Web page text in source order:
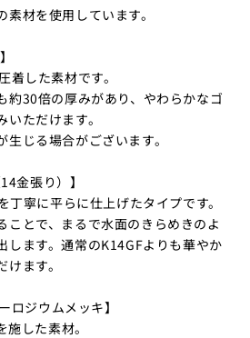
材を使用しています。
着した素材です。
約30倍の厚みがあり、やわらかなゴ
ただけます。
じる場合がございます。
金張り）】
丁寧に平らに仕上げたタイプです。
ことで、まるで水面のきらめきのよ
します。通常のK14GFよりも華やか
ます。
ロジウムメッキ】
した素材。